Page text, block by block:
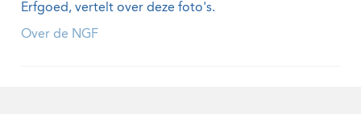
Erfgoed, vertelt over deze foto's.
Over de NGF